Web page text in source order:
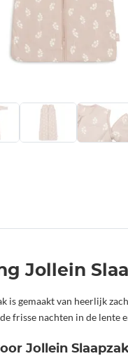
Jollein
is gemaakt van heerlijk
frisse nachten in de lente
Jollein